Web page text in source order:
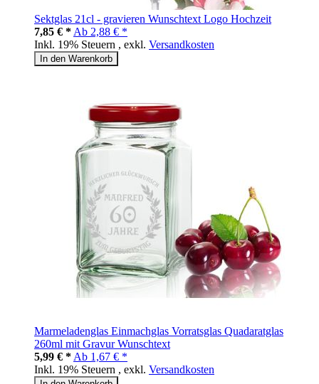
Sektglas 21cl - gravieren Wunschtext Logo Hochzeit
7,85 € * Ab 2,88 € *
Inkl. 19% Steuern , exkl. Versandkosten
In den Warenkorb
Marmeladenglas Einmachglas Vorratsglas Quadaratglas
260ml mit Gravur Wunschtext
5,99 € * Ab 1,67 € *
Inkl. 19% Steuern , exkl. Versandkosten